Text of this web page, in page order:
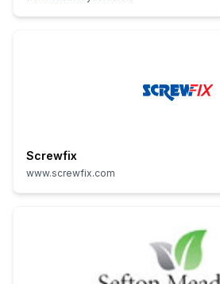
Screwfix
www.screwfix.com